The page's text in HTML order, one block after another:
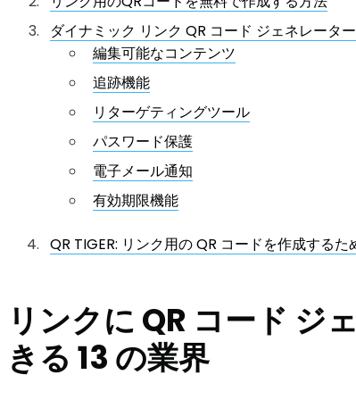
ダイナミック リンク QR コード ジェネレータ
編集可能なコンテンツ
追跡機能
リターゲティングツール
パスワード保護
電子メール通知
有効期限機能
QR TIGER: リンク用の QR コードを作成するた
リンクに QR コード ジ
きる 13 の業界